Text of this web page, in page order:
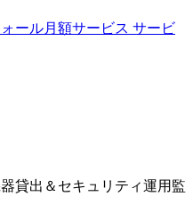
ール月額サービス サービ
貸出＆セキュリティ運用監